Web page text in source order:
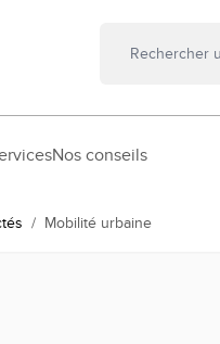
Nos conseils
/ Mobilité urbaine